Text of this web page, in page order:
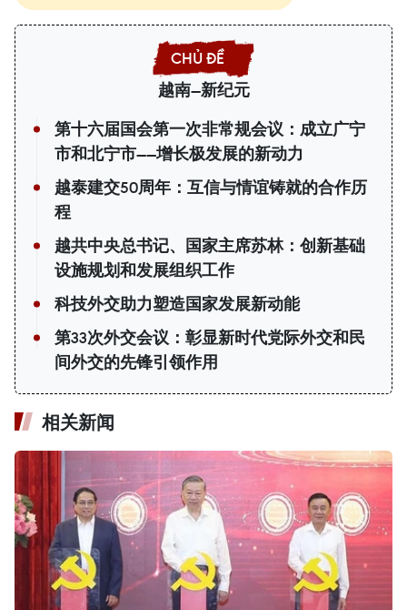
越南—新纪元
第十六届国会第一次非常规会议：成立广宁
市和北宁市——增长极发展的新动力
越泰建交50周年：互信与情谊铸就的合作历
程
越共中央总书记、国家主席苏林：创新基础
设施规划和发展组织工作
科技外交助力塑造国家发展新动能
第33次外交会议：彰显新时代党际外交和民
间外交的先锋引领作用
相关新闻